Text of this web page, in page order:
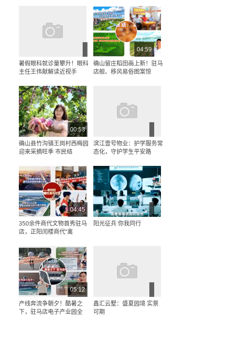
暑假眼科就诊量攀升！眼科
主任王伟献解读近视手
04:59
确山留庄稻田画上新！驻马
店舰、移风易俗图案惊
00:53
确山县竹沟镇王岗村西梅园
迎来采摘旺季 市民结
滨江壹号物业：护学服务常
态化，守护学生平安路
04:45
350余件商代文物首秀驻马
店，正阳闰楼商代“禽
阳光征兵 你我同行
05:12
产线奔流争朝夕！酷暑之
下，驻马店电子产业园全
鑫汇云墅：盛夏园境 实景
可期